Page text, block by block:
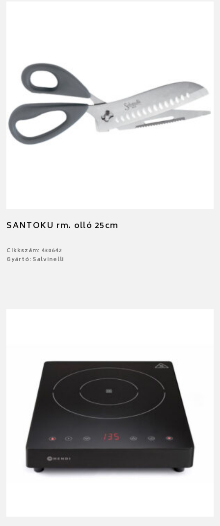
SANTOKU rm. olló 25cm
Cikkszám: 430642
Gyártó: Salvinelli